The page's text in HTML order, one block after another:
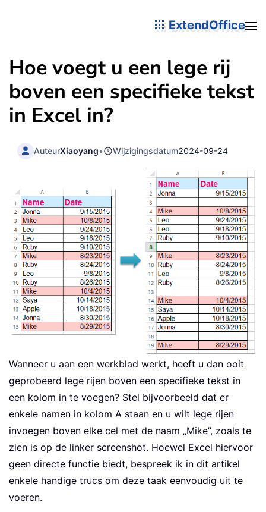
ExtendOffice
Hoe voegt u een lege rij
boven een specifieke tekst
in Excel in?
AuteurXiaoyang• Wijzigingsdatum2024-09-24
Wanneer u aan een werkblad werkt, heeft u dan ooit
geprobeerd lege rijen boven een specifieke tekst in
een kolom in te voegen? Stel bijvoorbeeld dat er
enkele namen in kolom A staan en u wilt lege rijen
invoegen boven elke cel met de naam „Mike”, zoals te
zien is op de linker screenshot. Hoewel Excel hiervoor
geen directe functie biedt, bespreek ik in dit artikel
enkele handige trucs om deze taak eenvoudig uit te
voeren.